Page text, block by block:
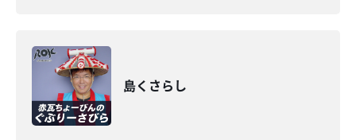
島くさらし